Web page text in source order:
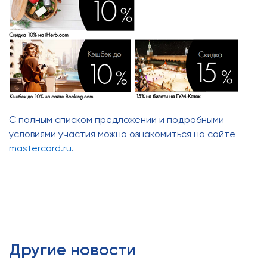
С полным списком предложений и подробными
условиями участия можно ознакомиться на сайте
mastercard.ru.
Другие новости